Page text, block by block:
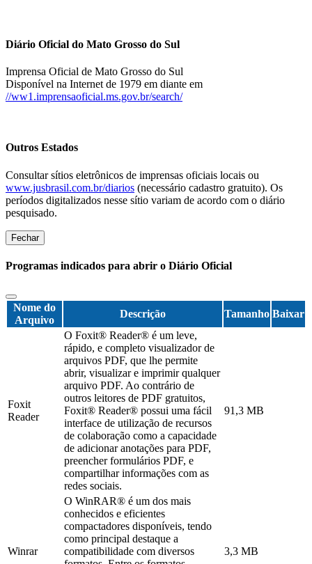
Diário Oficial do Mato Grosso do Sul
Imprensa Oficial de Mato Grosso do Sul
Disponível na Internet de 1979 em diante em
//ww1.imprensaoficial.ms.gov.br/search/
Outros Estados
Consultar sítios eletrônicos de imprensas oficiais locais ou
www.jusbrasil.com.br/diarios (necessário cadastro gratuito). Os
períodos digitalizados nesse sítio variam de acordo com o diário
pesquisado.
Fechar
Programas indicados para abrir o Diário Oficial
Nome do
Arquivo
Descrição Tamanho Baixar
Foxit
Reader
O Foxit® Reader® é um leve,
rápido, e completo visualizador de
arquivos PDF, que lhe permite
abrir, visualizar e imprimir qualquer
arquivo PDF. Ao contrário de
outros leitores de PDF gratuitos,
Foxit® Reader® possui uma fácil
interface de utilização de recursos
de colaboração como a capacidade
de adicionar anotações para PDF,
preencher formulários PDF, e
compartilhar informações com as
redes sociais.
91,3 MB
Winrar
O WinRAR® é um dos mais
conhecidos e eficientes
compactadores disponíveis, tendo
como principal destaque a
compatibilidade com diversos
3,3 MB